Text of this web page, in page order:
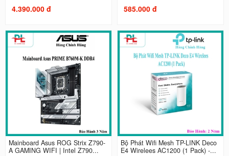
4.390.000 đ 585.000 đ
Mainboard Asus ROG Strix Z790-
A GAMING WIFI | Intel Z790...
Bộ Phát Wifi Mesh TP-LINK Deco
E4 Wirelees AC1200 (1 Pack) -...